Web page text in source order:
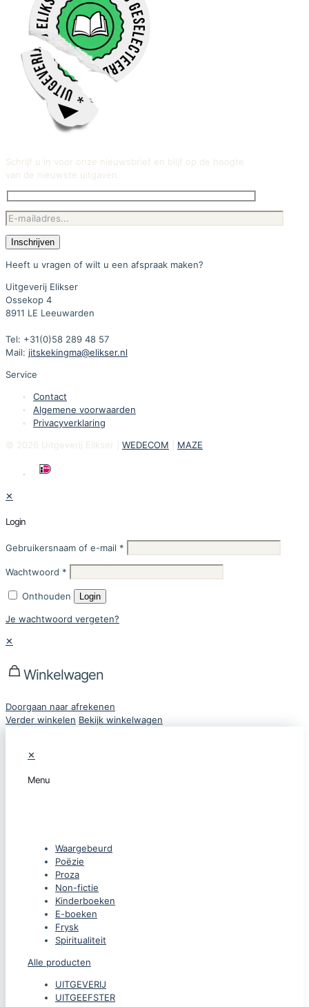
Schrijf u in voor onze nieuwsbrief en blijf op de hoogte
van de nieuwste uitgaven.
Heeft u vragen of wilt u een afspraak maken?
Uitgeverij Elikser
Ossekop 4
8911 LE Leeuwarden
Tel: +31(0)58 289 48 57
Mail: jitskekingma@elikser.nl
Service
Contact
Algemene voorwaarden
Privacyverklaring
© 2026 Uitgeverij Elikser | WEDECOM MAZE
✕
Login
Gebruikersnaam of e-mail *
Wachtwoord *
Onthouden Login
Je wachtwoord vergeten?
✕
Winkelwagen
Doorgaan naar afrekenen
Verder winkelen Bekijk winkelwagen
✕
Menu
Waargebeurd
Poëzie
Proza
Non-fictie
Kinderboeken
E-boeken
Frysk
Spiritualiteit
Alle producten
UITGEVERIJ
UITGEEFSTER